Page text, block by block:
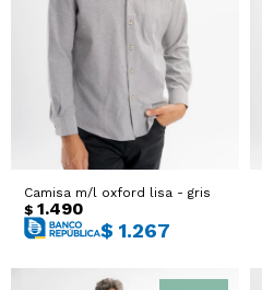
Camisa m/l oxford lisa - gris
$ 1.490
$ 1.267